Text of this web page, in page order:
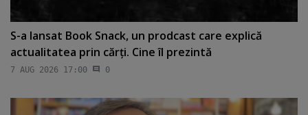
S-a lansat Book Snack, un prodcast care explică
actualitatea prin cărţi. Cine îl prezintă
7 AUG 2026 17:00 0